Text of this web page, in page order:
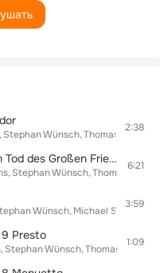
Stephan Wünsch Thomas Fritzsch
2:38
Deutschlands Klage auf den Tod des Großen Friedrichs Borußens König, Hob. XXVIb:1: I Adagio
Stephan Wünsch Thomas
6:21
Wünsch Michael Schönheit
3:59
9 Presto
Stephan Wünsch Thomas Fritzsch
1:09